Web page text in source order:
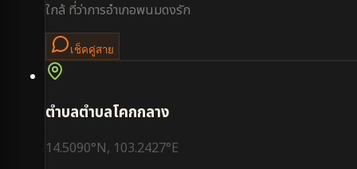
ใกล้ ที่ว่าการอำเภอพนมดงรัก
เช็คคู่สาย
ตำบลตำบลโคกกลาง
14.5090°N, 103.2427°E